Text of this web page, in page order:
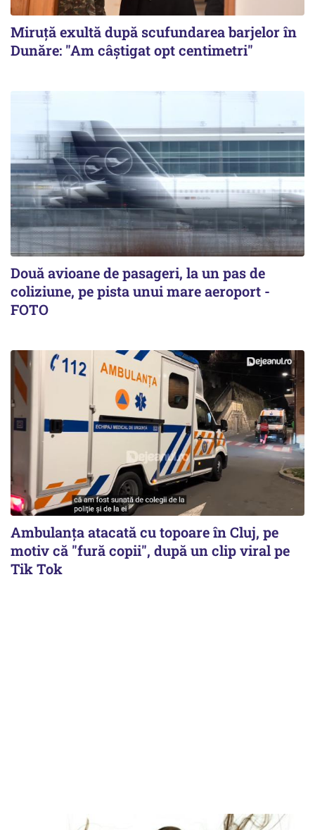
Miruță exultă după scufundarea barjelor în
Dunăre: "Am câștigat opt centimetri"
Două avioane de pasageri, la un pas de
coliziune, pe pista unui mare aeroport -
FOTO
Ambulanța atacată cu topoare în Cluj, pe
motiv că "fură copii", după un clip viral pe
Tik Tok